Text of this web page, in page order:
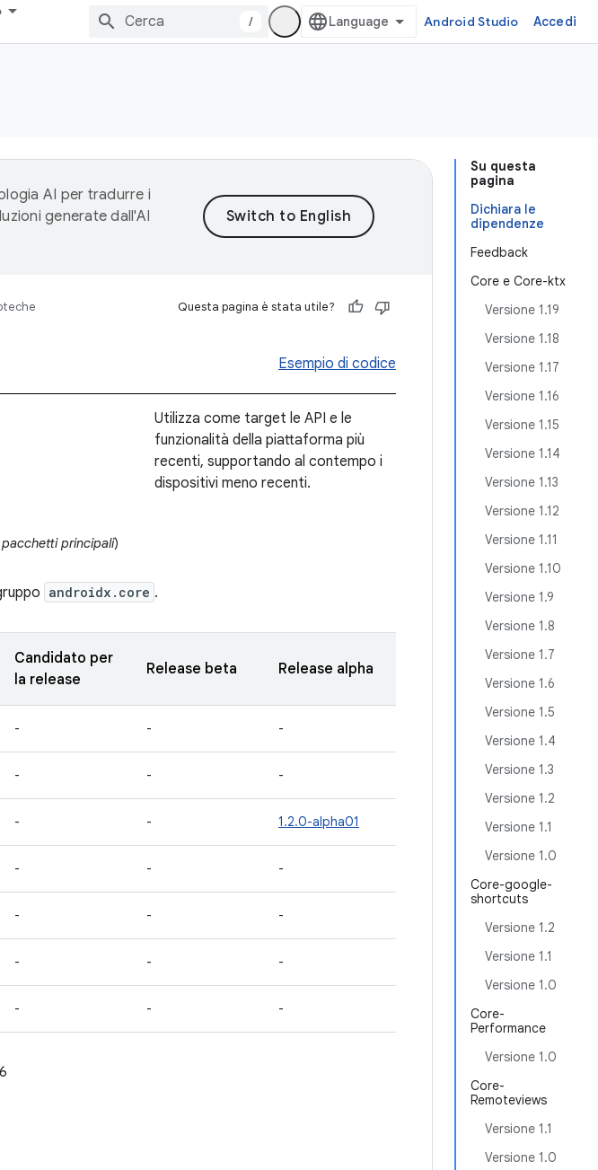
/ Android Studio Accedi
Su questa
pagina
Dichiara le
dipendenze
Feedback
Core e Core-ktx
Versione 1.19
Versione 1.18
Versione 1.17
Versione 1.16
Versione 1.15
Versione 1.14
Versione 1.13
Versione 1.12
Versione 1.11
Versione 1.10
Versione 1.9
Versione 1.8
Versione 1.7
Versione 1.6
Versione 1.5
Versione 1.4
Versione 1.3
Versione 1.2
Versione 1.1
Versione 1.0
Core-google-
shortcuts
Versione 1.2
Versione 1.1
Versione 1.0
Core-
Performance
Versione 1.0
Core-
Remoteviews
Versione 1.1
Versione 1.0
AI per tradurre i
generate dall'AI
Questa pagina è stata utile?
Esempio di codice
principali)
Utilizza come target le API e le
funzionalità della piattaforma più
recenti, supportando al contempo i
dispositivi meno recenti.
androidx.core .
Candidato per
la release
Release beta Release alpha
- - -
- - -
- - 1.2.0-alpha01
- - -
- - -
- - -
- - -